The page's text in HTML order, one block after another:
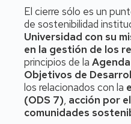
El cierre sólo es un
de sostenibilidad
Universidad con su
en la gestión de los
principios de la
Objetivos de
los relacionados con la
(ODS 7), acción por
comunidades